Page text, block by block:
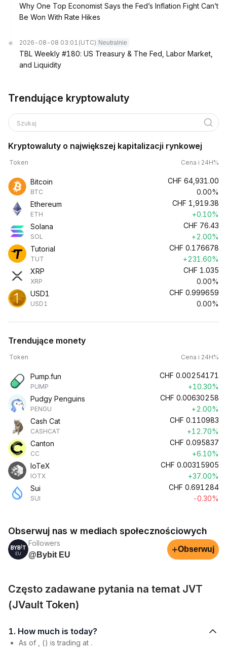
Why One Top Economist Says the Fed’s Inflation Fight Can’t
Be Won With Rate Hikes
2026-08-08 03:01 (UTC) Neutralnie
TBL Weekly #180: US Treasury & The Fed, Labor Market,
and Liquidity
Trendujące kryptowaluty
Szukaj
Kryptowaluty o największej kapitalizacji rynkowej
Token Cena i 24H%
Bitcoin
BTC
CHF 64,931.00
0.00%
Ethereum
ETH
CHF 1,919.38
+0.10%
Solana
SOL
CHF 76.43
+2.00%
Tutorial
TUT
CHF 0.176678
+231.60%
XRP
XRP
CHF 1.035
0.00%
USD1
USD1
CHF 0.999659
0.00%
Trendujące monety
Token Cena i 24H%
Pump.fun
PUMP
CHF 0.00254171
+10.30%
Pudgy Penguins
PENGU
CHF 0.00630258
+2.00%
Cash Cat
CASHCAT
CHF 0.110983
+12.70%
Canton
CC
CHF 0.095837
+6.10%
IoTeX
IOTX
CHF 0.00315905
+37.00%
Sui
SUI
CHF 0.691284
-0.30%
Obserwuj nas w mediach społecznościowych
Followers
@Bybit EU
+Obserwuj
Często zadawane pytania na temat JVT
(JVault Token)
1. How much is today?
As of , () is trading at .